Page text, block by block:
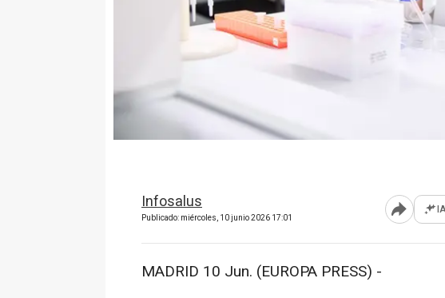
Infosalus
Publicado: miércoles, 10 junio 2026 17:01 Abrir
MADRID 10 Jun. (EUROPA PRESS) -